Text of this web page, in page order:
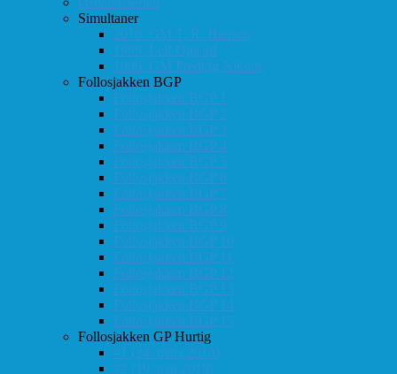
Simultaner
2016: GM T. R. Hansen
1999: Leif Øgaard
1996: GM Predrag Nikolic
Follosjakken BGP
Follosjakken BGP 1
Follosjakken BGP 2
Follosjakken BGP 3
Follosjakken BGP 4
Follosjakken BGP 5
Follosjakken BGP 6
Follosjakken BGP 7
Follosjakken BGP 8
Follosjakken BGP 9
Follosjakken BGP 10
Follosjakken BGP 11
Follosjakken BGP 12
Follosjakken BGP 13
Follosjakken BGP 14
Follosjakken BGP 15
Follosjakken GP Hurtig
#1 (24. mars 2018)
#2 (19. mai 2018)